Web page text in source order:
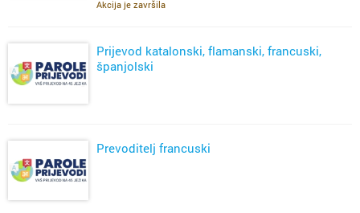
Akcija je završila
Prijevod katalonski, flamanski, francuski,
španjolski
Prevoditelj francuski